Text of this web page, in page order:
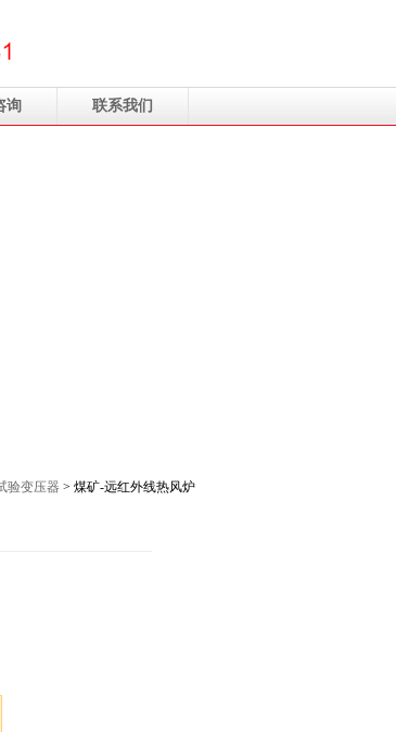
询 联系我们
验变压器 > 煤矿-远红外线热风炉